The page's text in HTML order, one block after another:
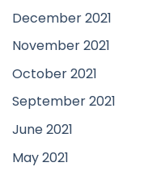
December 2021
November 2021
October 2021
September 2021
June 2021
May 2021